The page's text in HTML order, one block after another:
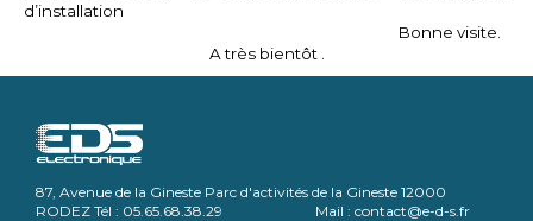
d’installation
Bonne visite.
A très bientôt .
87, Avenue de la Gineste Parc d'activités de la Gineste 12000
RODEZ Tél : 05.65.68.38.29 Mail : contact@e-d-s.fr